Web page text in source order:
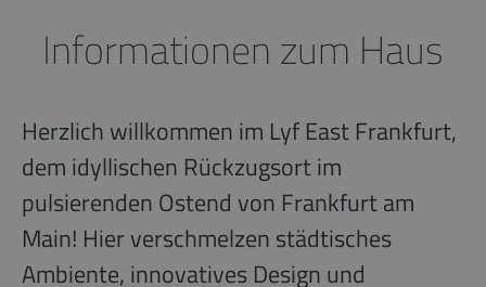
Informationen zum Haus
Herzlich willkommen im Lyf East Frankfurt,
dem idyllischen Rückzugsort im
pulsierenden Ostend von Frankfurt am
Main! Hier verschmelzen städtisches
Ambiente, innovatives Design und